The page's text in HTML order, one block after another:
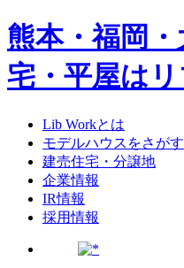
熊本・福岡
宅・平屋は
Lib Workとは
モデルハウスをさがす
建売住宅・分譲地
企業情報
IR情報
採用情報